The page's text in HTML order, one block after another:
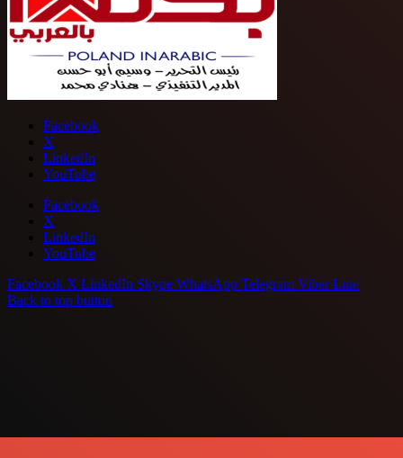
Facebook
X
LinkedIn
YouTube
Facebook
X
LinkedIn
YouTube
Facebook X LinkedIn Skype WhatsApp Telegram Viber Line
Back to top button